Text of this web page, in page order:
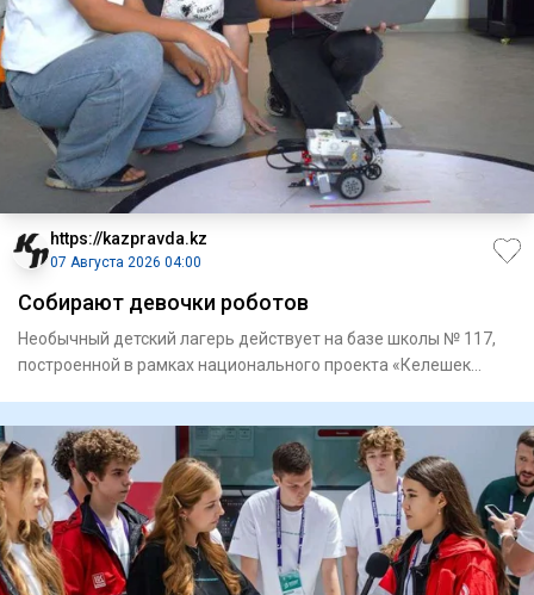
https://kazpravda.kz
07 Августа 2026 04:00
Собирают девочки роботов
Необычный детский лагерь действует на базе школы № 117,
построенной в рамках национального проекта «Келешек